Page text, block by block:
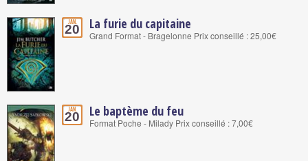
Jan.
20 La furie du capitaine
Grand Format - Bragelonne Prix conseillé : 25,00€
Jan.
20 Le baptème du feu
Format Poche - Milady Prix conseillé : 7,00€